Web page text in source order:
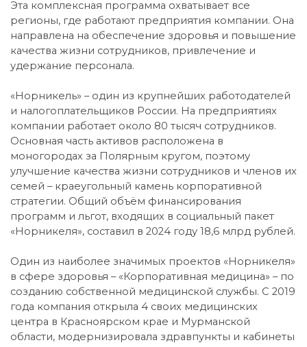
Эта комплексная программа охватывает все
регионы, где работают предприятия компании. Она
направлена на обеспечение здоровья и повышение
качества жизни сотрудников, привлечение и
удержание персонала.
«Норникель» – один из крупнейших работодателей
и налогоплательщиков России. На предприятиях
компании работает около 80 тысяч сотрудников.
Основная часть активов расположена в
моногородах за Полярным кругом, поэтому
улучшение качества жизни сотрудников и членов их
семей – краеугольный камень корпоративной
стратегии. Общий объём финансирования
программ и льгот, входящих в социальный пакет
«Норникеля», составил в 2024 году 18,6 млрд рублей.
Один из наиболее значимых проектов «Норникеля»
в сфере здоровья – «Корпоративная медицина» – по
созданию собственной медицинской службы. С 2019
года компания открыла 4 своих медицинских
центра в Красноярском крае и Мурманской
области, модернизировала здравпункты и кабинеты